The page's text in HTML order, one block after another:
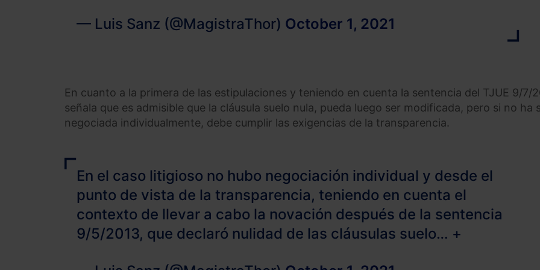
— Luis Sanz (@MagistraThor) October 1, 2021
En cuanto a la primera de las estipulaciones y teniendo en cuenta la sentencia del TJUE 9/7/
señala que es admisible que la cláusula suelo nula, pueda luego ser modificada, pero si no ha
negociada individualmente, debe cumplir las exigencias de la transparencia.
En el caso litigioso no hubo negociación individual y desde el
punto de vista de la transparencia, teniendo en cuenta el
contexto de llevar a cabo la novación después de la sentencia
9/5/2013, que declaró nulidad de las cláusulas suelo… +